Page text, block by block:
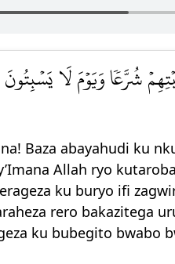
شُرَّعٗا وَيَوۡمَ لَا يَسۡبِتُونَ
Baza abayahudi ku
Allah ryo
ku buryo ifi
rero bakazitega
ku bubegito bwabo